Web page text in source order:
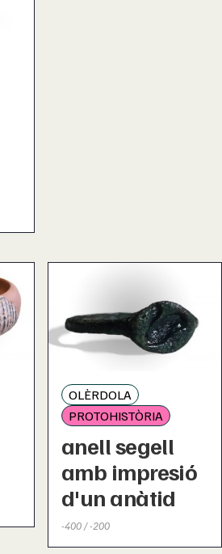
OLÈRDOLA
PROTOHISTÒRIA
anell segell
amb impresió
d'un anàtid
-400 / -200